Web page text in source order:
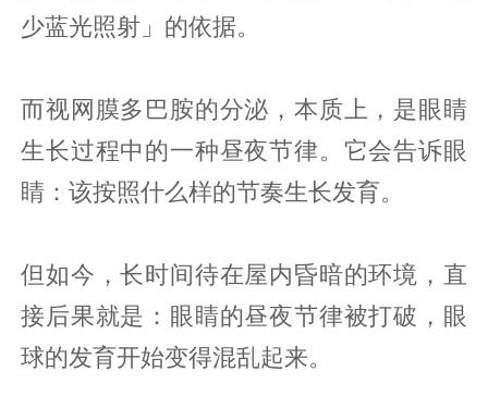
少蓝光照射」的依据。
而视网膜多巴胺的分泌，本质上，是眼睛
生长过程中的一种昼夜节律。它会告诉眼
睛：该按照什么样的节奏生长发育。
但如今，长时间待在屋内昏暗的环境，直
接后果就是：眼睛的昼夜节律被打破，眼
球的发育开始变得混乱起来。